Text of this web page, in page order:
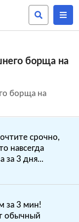
борща на
срочно,
навсегда
за 3 дня...
за 3 мин!
обычный